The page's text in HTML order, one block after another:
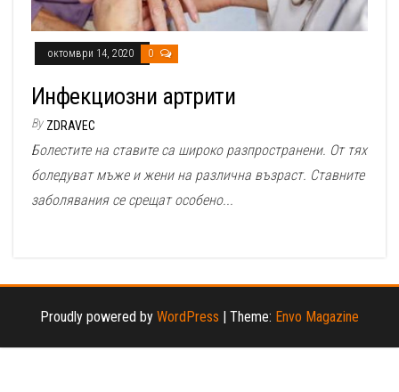
октомври 14, 2020 0
Инфекциозни артрити
By ZDRAVEC
Болестите на ставите са широко разпространени. От тях
боледуват мъже и жени на различна възраст. Ставните
заболявания се срещат особено...
Proudly powered by WordPress Theme: Envo Magazine